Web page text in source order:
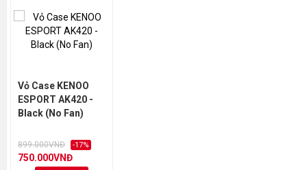
Vỏ Case KENOO
ESPORT AK420 -
Black (No Fan)
899.000VNĐ -17%
750.000VNĐ